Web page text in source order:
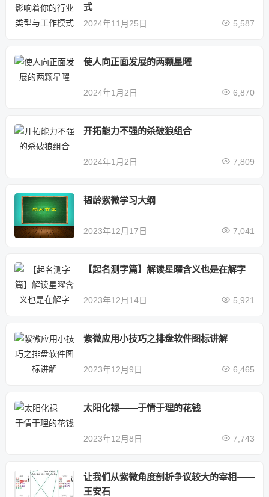
式
2024年11月25日 5,587
使人向正面发展的两颗星曜
2024年1月2日 6,870
开拓能力不强的杀破狼组合
2024年1月2日 7,809
韫龄紫微学习大纲
2023年12月17日 7,041
【起名测字篇】解读星曜含义也是在解字
2023年12月14日 5,921
紫微应用小技巧之排盘软件图标讲解
2023年12月9日 6,465
太阳化禄——于情于理的花钱
2023年12月8日 7,743
让我们从紫微角度剖析争议较大的宰相——
王安石